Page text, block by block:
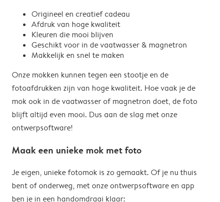
Origineel en creatief cadeau
Afdruk van hoge kwaliteit
Kleuren die mooi blijven
Geschikt voor in de vaatwasser & magnetron
Makkelijk en snel te maken
Onze mokken kunnen tegen een stootje en de
fotoafdrukken zijn van hoge kwaliteit. Hoe vaak je de
mok ook in de vaatwasser of magnetron doet, de foto
blijft altijd even mooi. Dus aan de slag met onze
ontwerpsoftware!
Maak een unieke mok met foto
Je eigen, unieke fotomok is zo gemaakt. Of je nu thuis
bent of onderweg, met onze ontwerpsoftware en app
ben je in een handomdraai klaar: